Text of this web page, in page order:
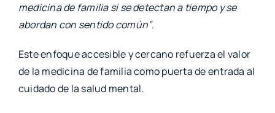
medicina de familia si se detectan a tiempo y se
abordan con sentido común”.
Este enfoque accesible y cercano refuerza el valor
de la medicina de familia como puerta de entrada al
cuidado de la salud mental.